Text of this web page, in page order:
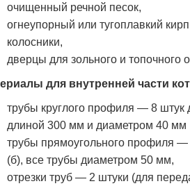
очищенный речной песок,
огнеупорный или тугоплавкий
колосники,
дверцы для зольного и топочного
для внутренней части
трубы круглого профиля ― 8
длиной 300 мм и диаметром 40 мм
трубы прямоугольного профиля
(б), все трубы диаметром 50 мм,
отрезки труб ― 2 штуки (для